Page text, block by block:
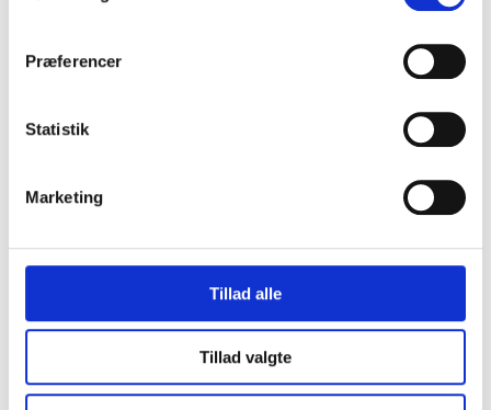
Præferencer
Statistik
Marketing
Tillad alle
Tillad valgte
7
Dogman Hundehalsbånd
30,00 kr.
Valby
Rød hundejakke med
"Fashion Sports"
50,00 kr.